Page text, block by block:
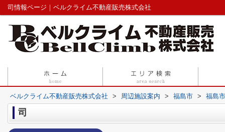
司情報ページ｜ベルクライム不動産販売株式会社
ベルクライム不動産販売株式会社 > 周辺施設案内 > 福島市 > 福島
司